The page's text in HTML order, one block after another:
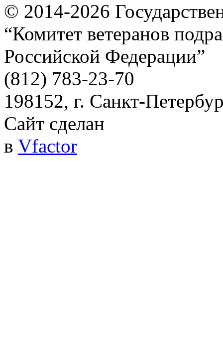
© 2014-2026
“Комитет ветеранов
Российской Федерации”
(812) 783-23-70
198152, г. Санкт-
Сайт сделан
в Vfactor